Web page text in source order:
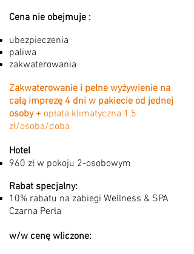
Cena nie obejmuje :
ubezpieczenia
paliwa
zakwaterowania
Zakwaterowanie i pełne wyżywienie na
całą imprezę 4 dni w pakiecie od jednej
osoby + opłata klimatyczna 1,5
zł/osoba/doba
Hotel
960 zł w pokoju 2-osobowym
Rabat specjalny:​
10% rabatu na zabiegi Wellness & SPA
Czarna Perła
w/w cenę wliczone: